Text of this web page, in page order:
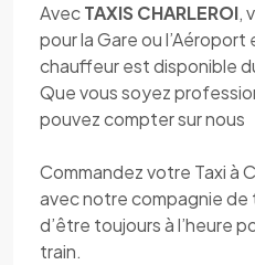
AvecTAXIS CHARLEROI,
pour la Gare ou
chauffeur est disponible
Que vous soyez
pouvez compter sur nous
Commandez votre Taxi à
avec notre compagnie de
d’être toujours à l’heure
train.